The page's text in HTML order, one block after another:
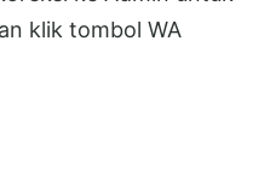
klik tombol WA